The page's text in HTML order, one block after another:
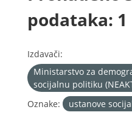
podataka: 1
Izdavači:
Ministarstvo za
socijalnu politiku
Oznake:
ustanove